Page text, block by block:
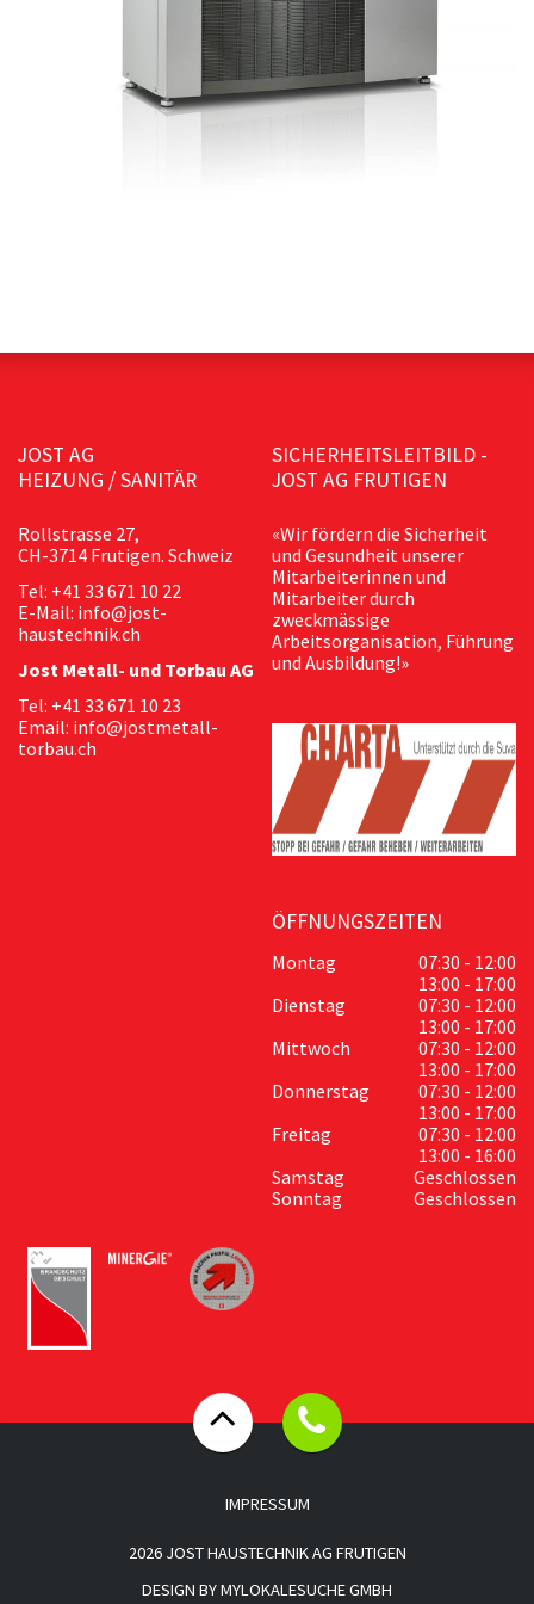
JOST AG
HEIZUNG / SANITÄR
Rollstrasse 27,
CH-3714 Frutigen. Schweiz
Tel: +41 33 671 10 22
E-Mail: info@jost-
haustechnik.ch
Jost Metall- und Torbau AG
Tel: +41 33 671 10 23
Email: info@jostmetall-
torbau.ch
SICHERHEITSLEITBILD -
JOST AG FRUTIGEN
«Wir fördern die Sicherheit
und Gesundheit unserer
Mitarbeiterinnen und
Mitarbeiter durch
zweckmässige
Arbeitsorganisation, Führung
und Ausbildung!»
ÖFFNUNGSZEITEN
Montag
07:30 - 12:00
13:00 - 17:00
Dienstag
07:30 - 12:00
13:00 - 17:00
Mittwoch
07:30 - 12:00
13:00 - 17:00
Donnerstag
07:30 - 12:00
13:00 - 17:00
Freitag
07:30 - 12:00
13:00 - 16:00
Samstag
Geschlossen
Sonntag
Geschlossen
IMPRESSUM
2026 JOST HAUSTECHNIK AG FRUTIGEN
DESIGN BYMYLOKALESUCHE GMBH